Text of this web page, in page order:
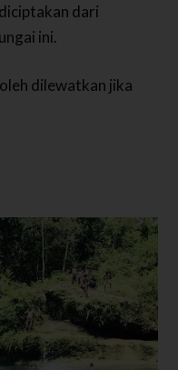
dari
ini.
dilewatkan jika